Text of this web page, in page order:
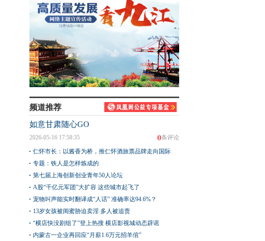
频道推荐
如意甘肃随心GO
0条评论
2026-05-16 17:58:35
仁怀市长：以酱香为桥，推仁怀酒旅票品牌走向国际
专题：铁人是怎样炼成的
第七届上海创新创业青年50人论坛
A股“千亿元军团”大扩容 这些城市起飞了
宠物叫声能实时翻译成“人话” 准确率达94.6%？
13岁女孩被闺蜜胁迫卖淫 多人被追责
“横店快没剧组了”登上热搜 横店影视城动态辟谣
内蒙古一企业再回应“月薪1.6万元招羊倌”